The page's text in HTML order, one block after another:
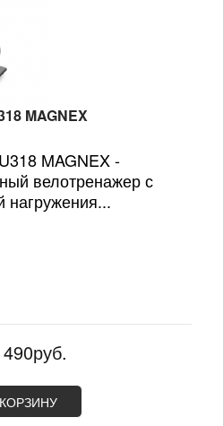
MAGNEX
MAGNEX -
велотренажер с
нагружения...